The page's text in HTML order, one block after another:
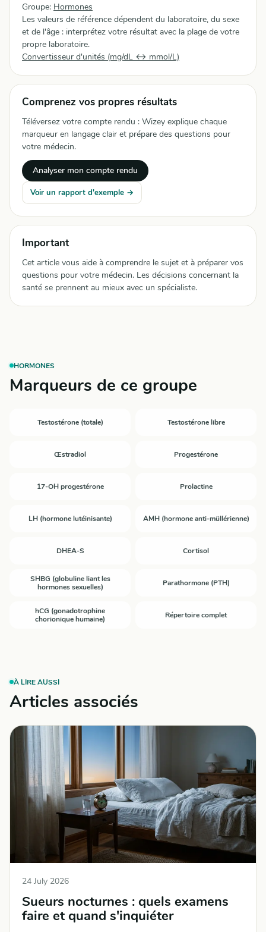
Groupe: Hormones
Les valeurs de référence dépendent du laboratoire, du sexe
et de l'âge : interprétez votre résultat avec la plage de votre
propre laboratoire.
Convertisseur d'unités (mg/dL ↔ mmol/L)
Comprenez vos propres résultats
Téléversez votre compte rendu : Wizey explique chaque
marqueur en langage clair et prépare des questions pour
votre médecin.
Analyser mon compte rendu
Voir un rapport d'exemple →
Important
Cet article vous aide à comprendre le sujet et à préparer vos
questions pour votre médecin. Les décisions concernant la
santé se prennent au mieux avec un spécialiste.
HORMONES
Marqueurs de ce groupe
Testostérone (totale) Testostérone libre
Œstradiol Progestérone
17-OH progestérone Prolactine
LH (hormone lutéinisante) AMH (hormone anti-müllérienne)
DHEA-S Cortisol
SHBG (globuline liant les
hormones sexuelles)
Parathormone (PTH)
hCG (gonadotrophine
chorionique humaine)
Répertoire complet
À LIRE AUSSI
Articles associés
24 July 2026
Sueurs nocturnes : quels examens
faire et quand s'inquiéter